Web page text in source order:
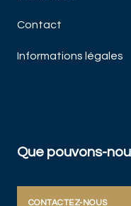
Contact
Informations légales
Que pouvons-
CONTACTEZ-NOUS